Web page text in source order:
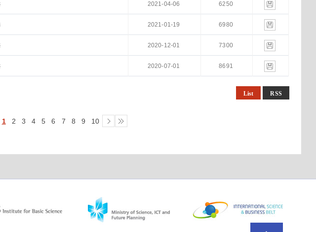
2021-04-06 6250
2021-01-19 6980
2020-12-01 7300
2020-07-01 8691
List RSS
1 2 3 4 5 6 7 8 9 10